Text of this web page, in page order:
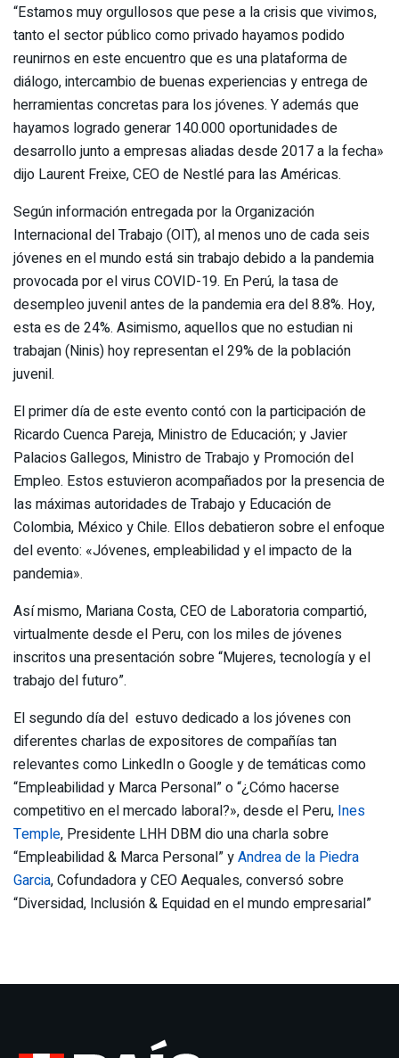
“Estamos muy orgullosos que pese a la crisis que vivimos,
tanto el sector público como privado hayamos podido
reunirnos en este encuentro que es una plataforma de
diálogo, intercambio de buenas experiencias y entrega de
herramientas concretas para los jóvenes. Y además que
hayamos logrado generar 140.000 oportunidades de
desarrollo junto a empresas aliadas desde 2017 a la fecha»
dijo Laurent Freixe, CEO de Nestlé para las Américas.
Según información entregada por la Organización
Internacional del Trabajo (OIT), al menos uno de cada seis
jóvenes en el mundo está sin trabajo debido a la pandemia
provocada por el virus COVID-19. En Perú, la tasa de
desempleo juvenil antes de la pandemia era del 8.8%. Hoy,
esta es de 24%. Asimismo, aquellos que no estudian ni
trabajan (Ninis) hoy representan el 29% de la población
juvenil.
El primer día de este evento contó con la participación de
Ricardo Cuenca Pareja, Ministro de Educación; y Javier
Palacios Gallegos, Ministro de Trabajo y Promoción del
Empleo. Estos estuvieron acompañados por la presencia de
las máximas autoridades de Trabajo y Educación de
Colombia, México y Chile. Ellos debatieron sobre el enfoque
del evento: «Jóvenes, empleabilidad y el impacto de la
pandemia».
Así mismo, Mariana Costa, CEO de Laboratoria compartió,
virtualmente desde el Peru, con los miles de jóvenes
inscritos una presentación sobre “Mujeres, tecnología y el
trabajo del futuro”.
El segundo día del estuvo dedicado a los jóvenes con
diferentes charlas de expositores de compañías tan
relevantes como LinkedIn o Google y de temáticas como
“Empleabilidad y Marca Personal” o “¿Cómo hacerse
competitivo en el mercado laboral?», desde el Peru, Ines
Temple, Presidente LHH DBM dio una charla sobre
“Empleabilidad & Marca Personal” yAndrea de la Piedra
Garcia, Cofundadora y CEO Aequales, conversó sobre
“Diversidad, Inclusión & Equidad en el mundo empresarial”